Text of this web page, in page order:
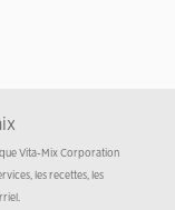
Vita-Mix Corporation
les recettes, les